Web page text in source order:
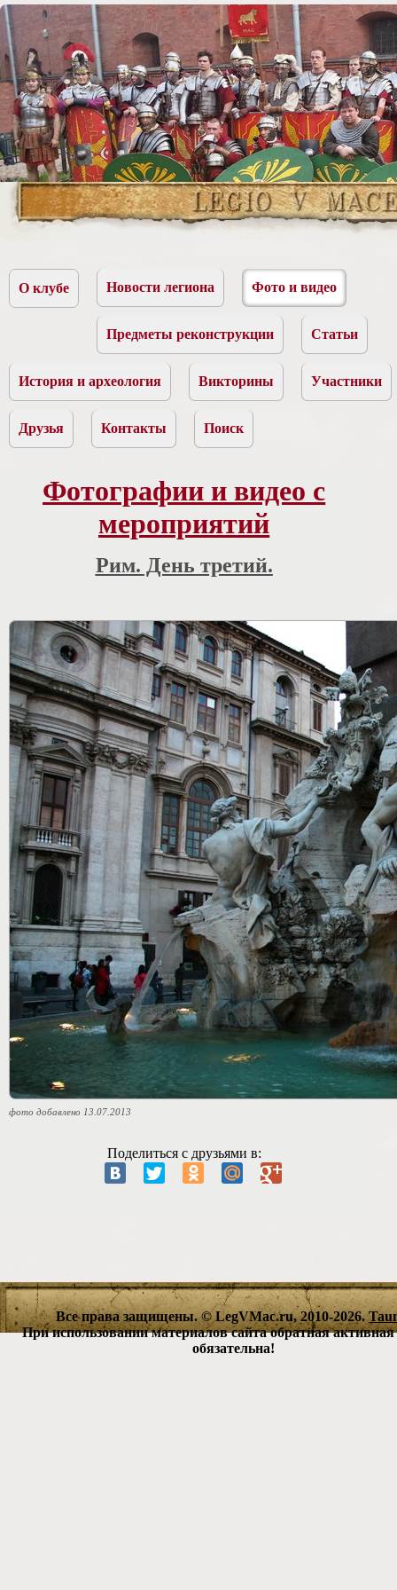
О клубе Новости легиона Фото и видео
Предметы реконструкции Статьи
История и археология Викторины Участники
Друзья Контакты Поиск
Фотографии и видео с
мероприятий
Рим. День третий.
фото добавлено 13.07.2013
Поделиться с друзьями в:
Все права защищены. © LegVMac.ru, 2010-2026.
При использовании материалов сайта обратная
обязательна!